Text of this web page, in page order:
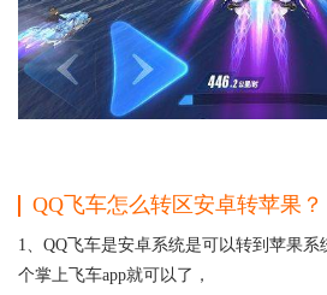
QQ飞车怎么转区安卓转苹果？
1、QQ飞车是安卓系统是可以转到苹果
个掌上飞车app就可以了，